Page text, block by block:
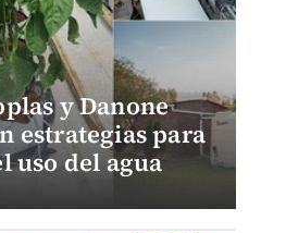
y Danone
estrategias para
uso del agua